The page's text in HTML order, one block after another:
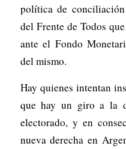
política de
del Frente de Todos
ante el Fondo
del mismo.
Hay quienes intentan
que hay un giro a la
electorado, y en
nueva derecha en